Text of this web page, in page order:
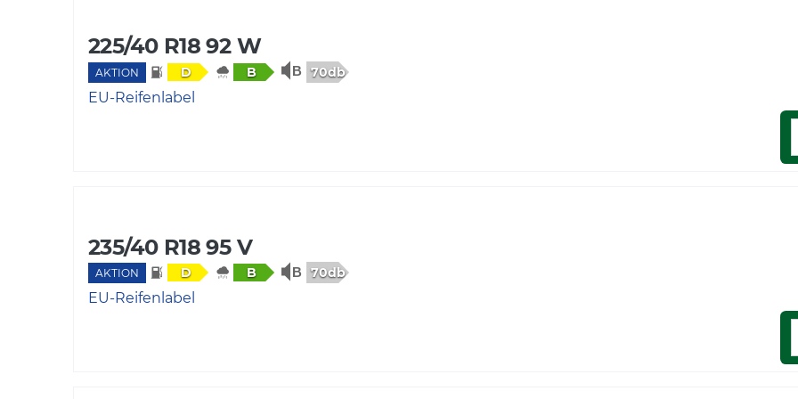
225/40 R18 92 W
AKTION D B 70db
EU-Reifenlabel
235/40 R18 95 V
AKTION D B 70db
EU-Reifenlabel